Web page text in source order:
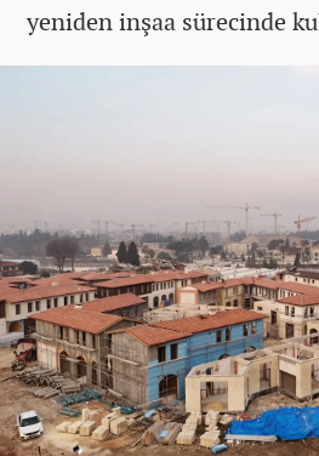
yeniden inşaa sürecinde